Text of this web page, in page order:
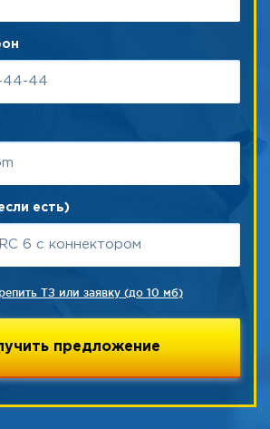
есть)
ТЗ или заявку (до 10 мб)